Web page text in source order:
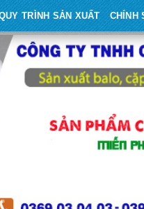
TRÌNH SẢN XUẤT CHÍNH